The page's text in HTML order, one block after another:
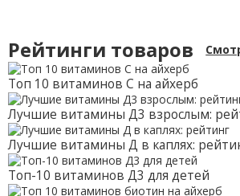
Рейтинги товаров
Топ 10 витаминов С на айхерб
Лучшие витамины Д3 взрослым:
Лучшие витамины Д в каплях:
Топ-10 витаминов Д3 для детей